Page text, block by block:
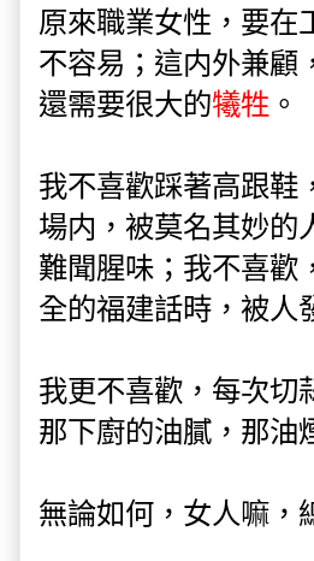
原來職業女性，要在
不容易；這内外兼顧
還需要很大的犧牲 。
我不喜歡踩著高跟鞋
場内，被莫名其妙的
難聞腥味；我不喜歡
全的福建話時，被人
我更不喜歡，每次切
那下廚的油膩，那油
無論如何，女人嘛，